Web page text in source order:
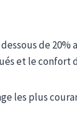
de
et le
les plus